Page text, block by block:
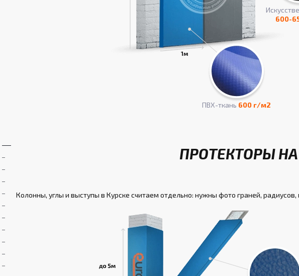
ПВХ-ткань 600 г/м2
600-
ПРОТЕКТОРЫ
Колонны, углы и выступы в Курске считаем отдельно: нужны фото граней,